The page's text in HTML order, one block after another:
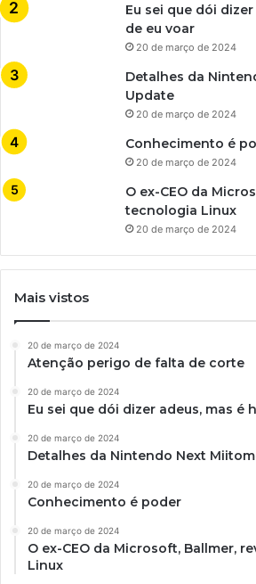
Eu sei que dói
de eu voar
20 de março de 2024
Detalhes da
Update
20 de março de 2024
Conhecimento é
20 de março de 2024
O ex-CEO da
tecnologia Linux
20 de março de 2024
Mais vistos
20 de março de 2024
Atenção perigo de falta de corte
20 de março de 2024
Eu sei que dói dizer adeus, mas é
20 de março de 2024
Detalhes da Nintendo Next
20 de março de 2024
Conhecimento é poder
20 de março de 2024
O ex-CEO da Microsoft, Ballmer,
Linux